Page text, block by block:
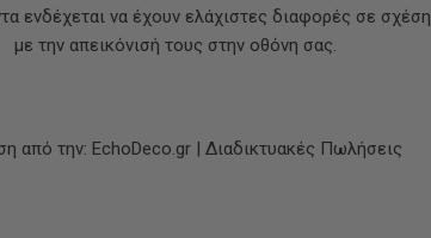
ενδέχεται να έχουν ελάχιστες διαφορές σε σχέση
με την απεικόνισή τους στην οθόνη σας.
από την: EchoDeco.gr | Διαδικτυακές Πωλήσεις